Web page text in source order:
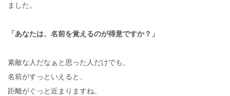
ました。
「あなたは、名前を覚えるのが得意ですか？」
素敵な人だなぁと思った人だけでも、
名前がすっといえると、
距離がぐっと近まりますね。